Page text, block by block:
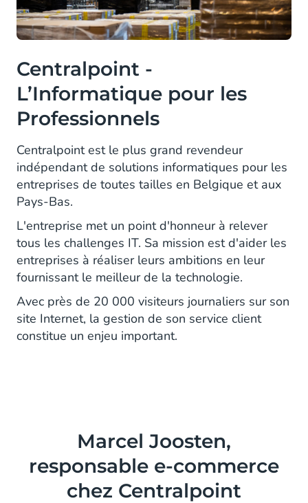
Centralpoint -
L’Informatique pour les
Professionnels
Centralpoint est le plus grand revendeur
indépendant de solutions informatiques pour les
entreprises de toutes tailles en Belgique et aux
Pays-Bas.
L'entreprise met un point d'honneur à relever
tous les challenges IT. Sa mission est d'aider les
entreprises à réaliser leurs ambitions en leur
fournissant le meilleur de la technologie.
Avec près de 20 000 visiteurs journaliers sur son
site Internet, la gestion de son service client
constitue un enjeu important.
Marcel Joosten,
responsable e-commerce
chez Centralpoint